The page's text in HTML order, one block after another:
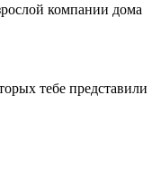
компании дома
тебе представили